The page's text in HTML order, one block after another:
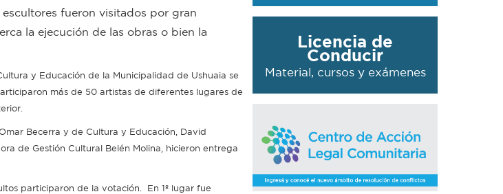
fueron visitados por gran
la ejecución de las obras o bien la
y Educación de la Municipalidad de Ushuaia se
más de 50 artistas de diferentes lugares de
Becerra y de Cultura y Educación, David
de Gestión Cultural Belén Molina, hicieron entrega
participaron de la votación. En 1º lugar fue
Licencia de
Conducir
Material, cursos y exámenes